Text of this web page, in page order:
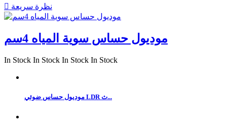
 نظرة سريعة
موديول حساس سوية المياه 4سم
In Stock In Stock In Stock In Stock
موديول حساس ضوئي LDR ث...